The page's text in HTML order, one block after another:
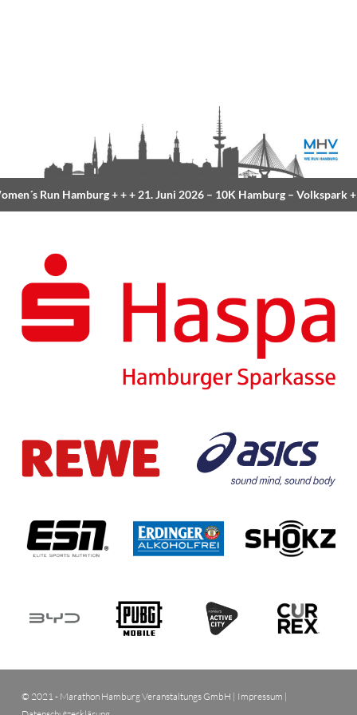
Run Hamburg+ + +21. Juni 2026 –10K Hamburg– Volkspark+
© 2021 - Marathon Hamburg Veranstaltungs GmbH | Impressum |